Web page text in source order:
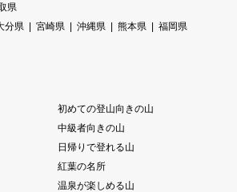
県
分県 宮崎県 沖縄県 熊本県
福岡県
初めての登山向きの山
中級者向きの山
日帰りで登れる山
紅葉の名所
温泉が楽しめる山